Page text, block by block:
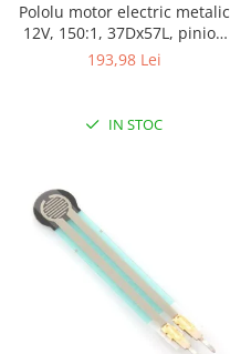
Pololu motor electric metalic
12V, 150:1, 37Dx57L, pinion
elicoidal
193,98 Lei
IN STOC